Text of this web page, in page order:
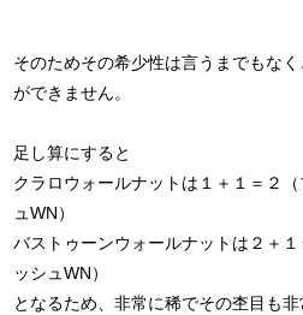
そのためその希少性は言うまでもな
ができません。
足し算にすると
クラロウォールナットは１＋１＝２
ュWN）
バストゥーンウォールナットは２＋
ッシュWN）
となるため、非常に稀でその杢目も非